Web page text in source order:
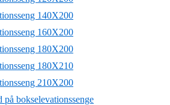
140X200
160X200
180X200
180X210
210X200
på bokselevationssenge